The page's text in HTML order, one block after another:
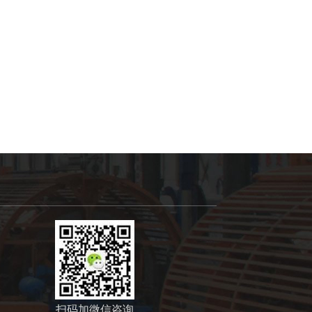
扫码加微信咨询